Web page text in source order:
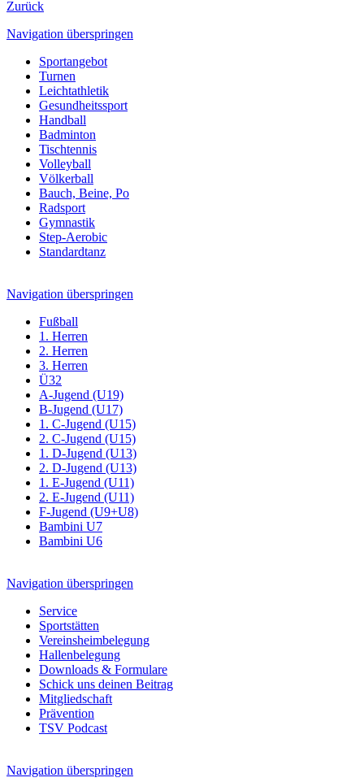
Zurück
Navigation überspringen
Sportangebot
Turnen
Leichtathletik
Gesundheitssport
Handball
Badminton
Tischtennis
Volleyball
Völkerball
Bauch, Beine, Po
Radsport
Gymnastik
Step-Aerobic
Standardtanz
Navigation überspringen
Fußball
1. Herren
2. Herren
3. Herren
Ü32
A-Jugend (U19)
B-Jugend (U17)
1. C-Jugend (U15)
2. C-Jugend (U15)
1. D-Jugend (U13)
2. D-Jugend (U13)
1. E-Jugend (U11)
2. E-Jugend (U11)
F-Jugend (U9+U8)
Bambini U7
Bambini U6
Navigation überspringen
Service
Sportstätten
Vereinsheimbelegung
Hallenbelegung
Downloads & Formulare
Schick uns deinen Beitrag
Mitgliedschaft
Prävention
TSV Podcast
Navigation überspringen